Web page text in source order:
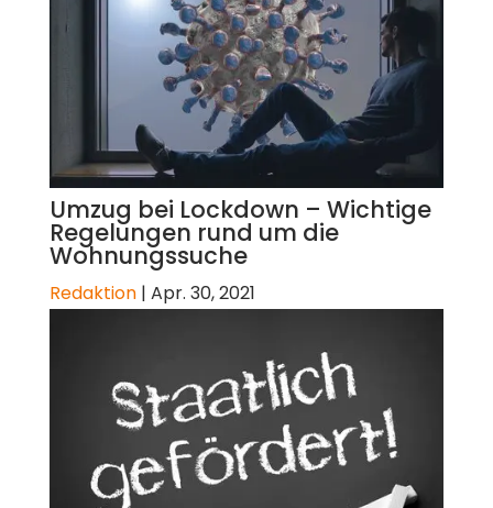
Umzug bei Lockdown – Wichtige
Regelungen rund um die
Wohnungssuche
Redaktion | Apr. 30, 2021